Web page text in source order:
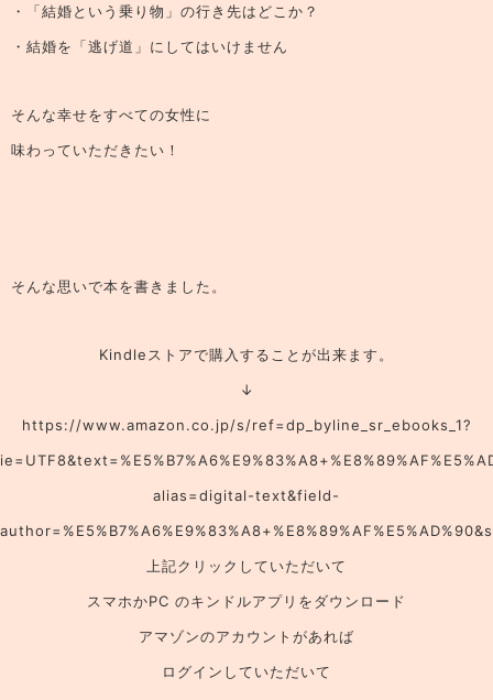
・「結婚という乗り物」の行き先はどこか？
・結婚を「逃げ道」にしてはいけません
そんな幸せをすべての女性に
味わっていただきたい！
そんな思いで本を書きました。
Kindleストアで購入することが出来ます。
↓
https://www.amazon.co.jp/s/ref=dp_byline_sr_ebooks_1?
alias=digital-text&field-
上記クリックしていただいて
スマホかPC のキンドルアプリをダウンロード
アマゾンのアカウントがあれば
ログインしていただいて